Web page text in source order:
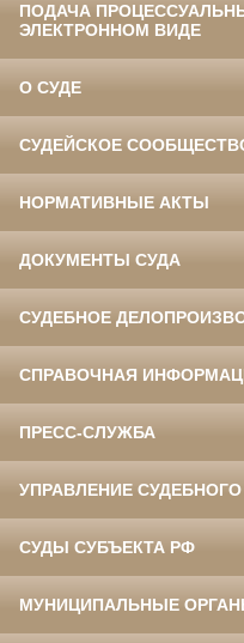
ПОДАЧА
ЭЛЕКТРОННОМ ВИДЕ
О СУДЕ
СУДЕЙСКОЕ
НОРМАТИВНЫЕ АКТЫ
ДОКУМЕНТЫ СУДА
СУДЕБНОЕ
СПРАВОЧНАЯ
ПРЕСС-СЛУЖБА
УПРАВЛЕНИЕ
СУДЫ СУБЪЕКТА РФ
МУНИЦИПАЛЬНЫЕ